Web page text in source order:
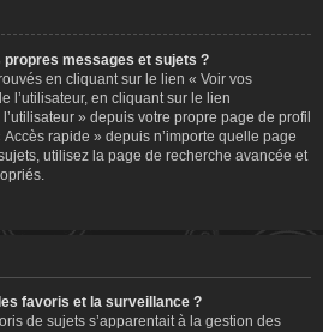
messages et sujets ?
en cliquant sur le lien « Voir vos
l’utilisateur, en cliquant sur le lien
» depuis votre propre page de profil
rapide » depuis n’importe quelle page
utilisez la page de recherche avancée et
favoris et la surveillance ?
de sujets s’apparentait à la gestion des